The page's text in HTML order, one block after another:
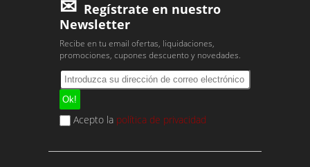
Regístrate en nuestro
Newsletter
Recibe en tu email ofertas, liquidaciones,
promociones, cupones descuento y novedades.
Acepto la política de privacidad